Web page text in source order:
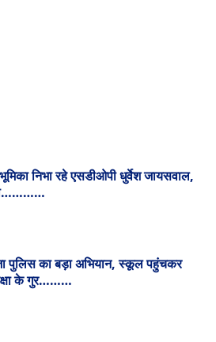
निभा रहे एसडीओपी धुर्वेश जायसवाल,
पुलिस का बड़ा अभियान, स्कूल पहुंचकर
के गुर………